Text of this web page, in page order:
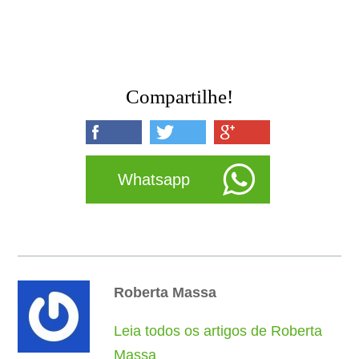
Compartilhe!
Whatsapp
Roberta Massa
Leia todos os artigos de Roberta
Massa